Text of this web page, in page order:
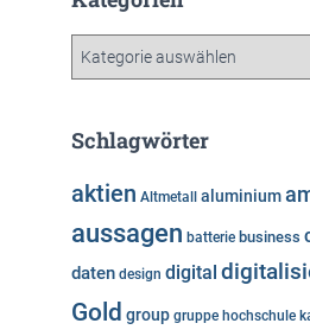
g
r
i
n
Schlagwörter
aktien Altmetall aluminium
aussagen batterie business
daten design digital
Gold group gruppe hochschule